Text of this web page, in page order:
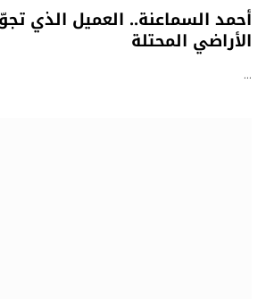
أحمد السماعنة.. العميل الذي
الأراضي المحتلة
…